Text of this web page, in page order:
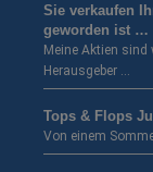
Sie verkaufen
geworden ist …
Meine Aktien
Herausgeber …
Tops & Flops
Von einem